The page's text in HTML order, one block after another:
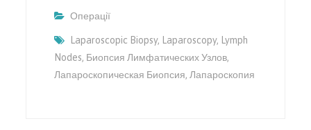
Операції
Laparoscopic Biopsy, Laparoscopy,
Lymph
Nodes, Биопсия Лимфатических Узлов,
Лапароскопическая Биопсия, Лапароскопия